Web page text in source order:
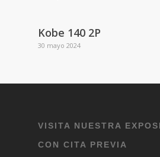
Kobe 140 2P
30 mayo 2024
VISITA NUESTRA
CON CITA PREVIA